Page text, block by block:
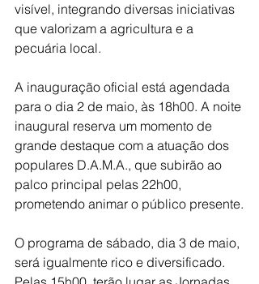
visível, integrando diversas iniciativas
que valorizam a agricultura e a
pecuária local.
A inauguração oficial está agendada
para o dia 2 de maio, às 18h00. A noite
inaugural reserva um momento de
grande destaque com a atuação dos
populares D.A.M.A., que subirão ao
palco principal pelas 22h00,
prometendo animar o público presente.
O programa de sábado, dia 3 de maio,
será igualmente rico e diversificado.